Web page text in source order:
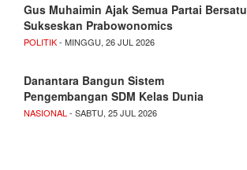
Gus Muhaimin Ajak Semua Partai Bersatu
Sukseskan Prabowonomics
POLITIK- MINGGU, 26 JUL 2026
Danantara Bangun Sistem
Pengembangan SDM Kelas Dunia
NASIONAL - SABTU, 25 JUL 2026